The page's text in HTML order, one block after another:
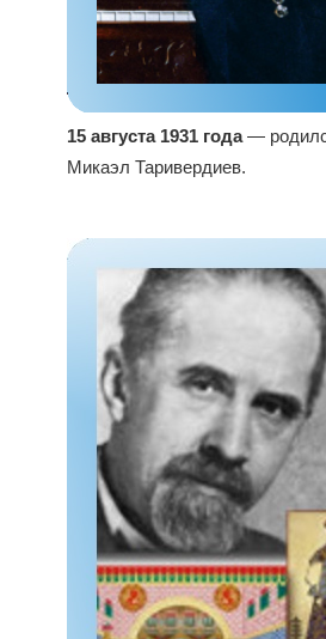
15 августа 1931 года—
Микаэл Таривердиев.